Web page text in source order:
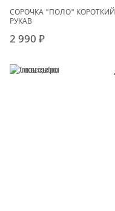
СОРОЧКА "ПОЛО" КОРОТКИЙ
РУКАВ
2 990 ₽